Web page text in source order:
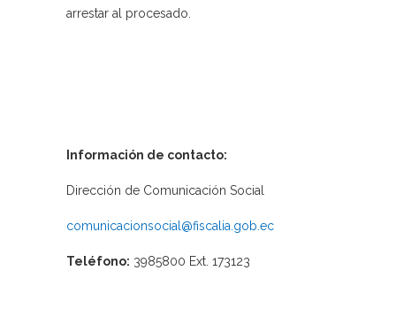
arrestar al procesado.
Información de contacto:
Dirección de Comunicación Social
comunicacionsocial@fiscalia.gob.ec
Teléfono: 3985800 Ext. 173123